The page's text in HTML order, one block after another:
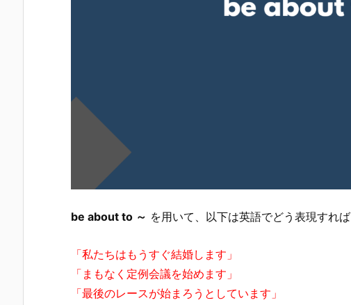
be about to ～ を用いて、以下は英語でどう表現すれ
「私たちはもうすぐ結婚します」
「まもなく定例会議を始めます」
「最後のレースが始まろうとしています」